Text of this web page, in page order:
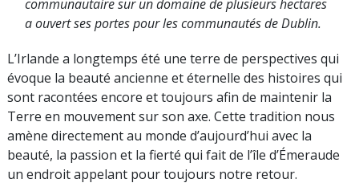
communautaire sur un domaine de plusieurs hectares
a ouvert ses portes pour les communautés de Dublin.
L’Irlande a longtemps été une terre de perspectives qui
évoque la beauté ancienne et éternelle des histoires qui
sont racontées encore et toujours afin de maintenir la
Terre en mouvement sur son axe. Cette tradition nous
amène directement au monde d’aujourd’hui avec la
beauté, la passion et la fierté qui fait de l’île d’Émeraude
un endroit appelant pour toujours notre retour.